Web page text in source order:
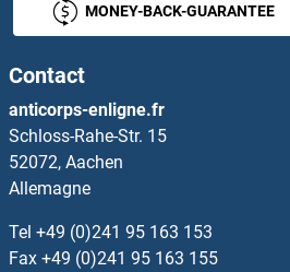
MONEY-BACK-GUARANTEE
Contact
anticorps-enligne.fr
Schloss-Rahe-Str. 15
52072, Aachen
Allemagne
Tel +49 (0)241 95 163 153
Fax +49 (0)241 95 163 155